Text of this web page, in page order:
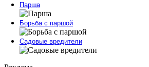
Парша
Борьба с паршой
Садовые вредители